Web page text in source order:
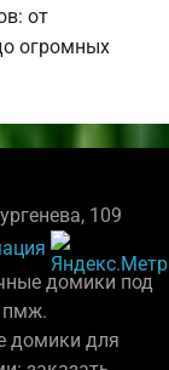
от
огромных
109
домики под
пмж.
домики для